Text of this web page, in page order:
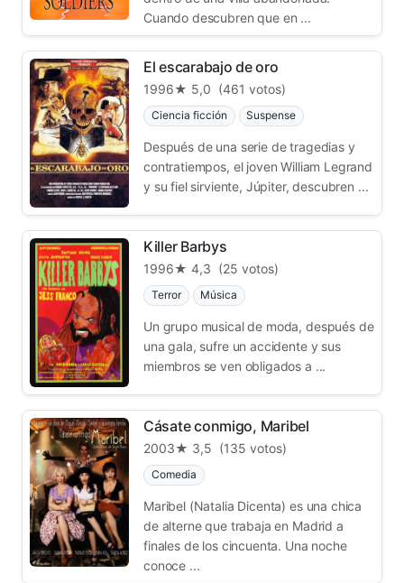
Cuando descubren que en ...
El escarabajo de oro
1996★ 5,0 (461 votos)
Ciencia ficción Suspense
Después de una serie de tragedias y
contratiempos, el joven William Legrand
y su fiel sirviente, Júpiter, descubren ...
Killer Barbys
1996★ 4,3 (25 votos)
Terror Música
Un grupo musical de moda, después de
una gala, sufre un accidente y sus
miembros se ven obligados a ...
Cásate conmigo, Maribel
2003★ 3,5 (135 votos)
Comedia
Maribel (Natalia Dicenta) es una chica
de alterne que trabaja en Madrid a
finales de los cincuenta. Una noche
conoce ...